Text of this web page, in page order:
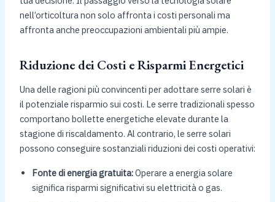
nell’orticoltura non solo affronta i costi personali ma
affronta anche preoccupazioni ambientali più ampie.
Riduzione dei Costi e Risparmi Energetici
Una delle ragioni più convincenti per adottare serre solari è
il potenziale risparmio sui costi. Le serre tradizionali spesso
comportano bollette energetiche elevate durante la
stagione di riscaldamento. Al contrario, le serre solari
possono conseguire sostanziali riduzioni dei costi operativi:
Fonte di energia gratuita:Operare a energia solare
significa risparmi significativi su elettricità o gas.